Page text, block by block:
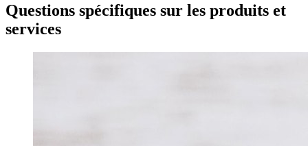
Questions spécifiques sur les produits et
services